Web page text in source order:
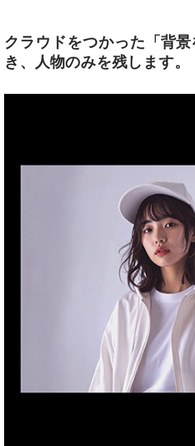
クラウドをつかった「背
き、人物のみを残します。